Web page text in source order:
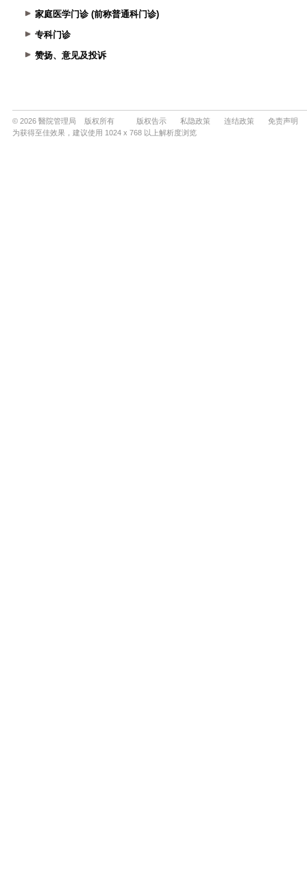
家庭医学门诊 (前称普通科门诊)
专科门诊
赞扬、意见及投诉
© 2026 醫院管理局 版权所有 版权告示 私隐政策 连结政策
免责声明
为获得至佳效果，建议使用 1024 x 768 以上解析度浏览